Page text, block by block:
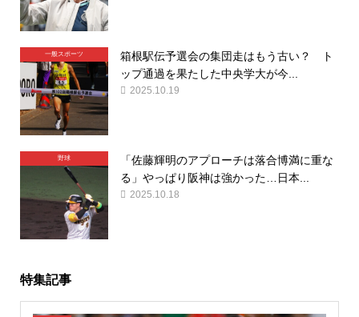
一般スポーツ
箱根駅伝予選会の集団走はもう古い？ ト
ップ通過を果たした中央学大が今...
2025.10.19
野球
「佐藤輝明のアプローチは落合博満に重な
る」やっぱり阪神は強かった…日本...
2025.10.18
特集記事